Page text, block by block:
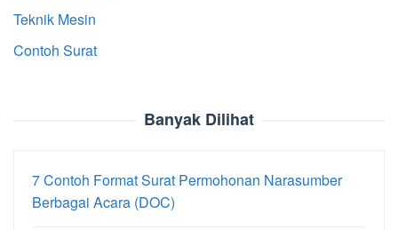
Teknik Mesin
Contoh Surat
Banyak Dilihat
7 Contoh Format Surat Permohonan Narasumber
Berbagai Acara (DOC)